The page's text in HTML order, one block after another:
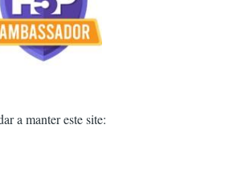
a manter este site: